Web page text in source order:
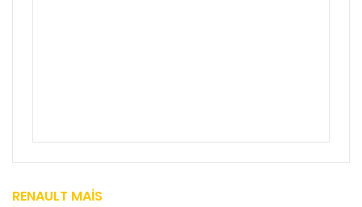
RENAULT MAİS